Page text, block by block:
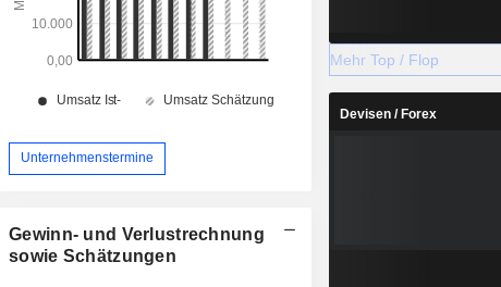
Unternehmenstermine
Gewinn- und Verlustrechnung
sowie Schätzungen
Mehr Top / Flop
Devisen / Forex